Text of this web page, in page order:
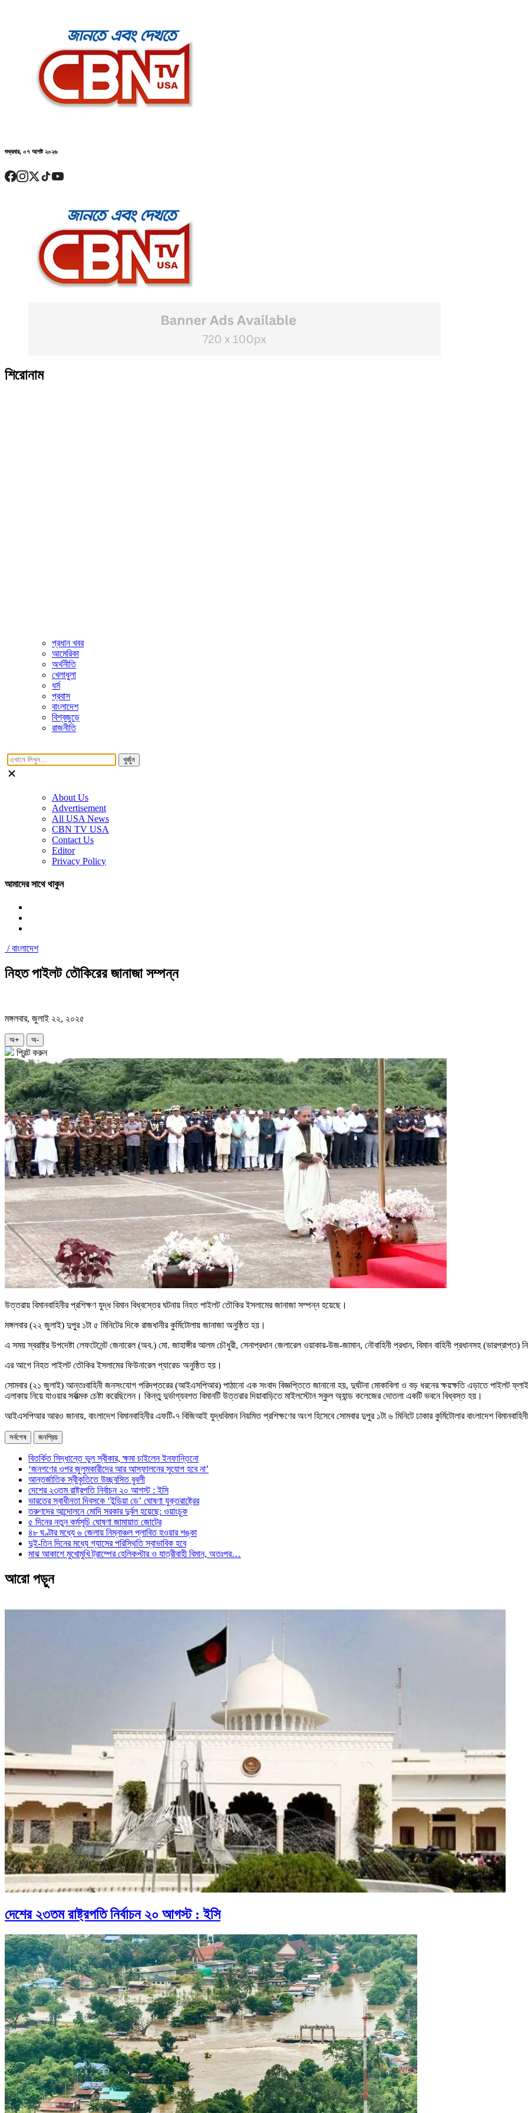
শুক্রবার, ০৭ আগষ্ট ২০২৬
শিরোনাম
প্রধান খবর
আমেরিকা
অর্থনীতি
খেলাধুলা
ধর্ম
প্রবাস
বাংলাদেশ
বিশ্বজুড়ে
রাজনীতি
খুজুঁন
About Us
Advertisement
All USA News
CBN TV USA
Contact Us
Editor
Privacy Policy
আমাদের সাথে থাকুন
/বাংলাদেশ
নিহত পাইলট তৌকিরের জানাজা সম্পন্ন
মঙ্গলবার, জুলাই ২২, ২০২৫
অ+ অ-
প্রিন্ট করুন
উত্তরায় বিমানবাহিনীর প্রশিক্ষণ যুদ্ধ বিমান বিধ্বস্তের ঘটনায় নিহত পাইলট তৌকির ইসলামের জানাজা সম্পন্ন হয়েছে।
মঙ্গলবার (২২ জুলাই) দুপুর ১টা ৫ মিনিটের দিকে রাজধানীর কুর্মিটোলায় জানাজা অনুষ্ঠিত হয়।
এ সময় স্বরাষ্ট্র উপদেষ্টা লেফটেনেন্ট জেনারেল (অব.) মো. জাহাঙ্গীর আলম চৌধুরী, সেনাপ্রধান জেলারেল ওয়াকার-উজ-জামান, নৌবাহিনী প্রধান, বিমান বাহিনী প্রধানসহ (ভারপ্রাপ্ত)
এর আগে নিহত পাইলট তৌকির ইসলামের ফিউনারেল প্যারেড অনুষ্ঠিত হয়।
সোমবার (২১ জুলাই) আন্তঃবাহিনী জনসংযোগ পরিদপ্তরের (আইএসপিআর) পাঠানো এক সংবাদ বিজ্ঞপ্তিতে জানানো হয়, দুর্ঘটনা মোকাবিলা ও বড় ধরনের ক্ষয়ক্ষতি এড়াতে পাইলট
এলাকায় নিয়ে যাওয়ার সর্বাত্মক চেষ্টা করেছিলেন। কিন্তু দুর্ভাগ্যবশত বিমানটি উত্তরার দিয়াবাড়িতে মাইলস্টোন স্কুল অ্যান্ড কলেজের দোতলা একটি ভবনে বিধ্বস্ত হয়।
আইএসপিআর আরও জানায়, বাংলাদেশ বিমানবাহিনীর এফটি-৭ বিজিআই যুদ্ধবিমান নিয়মিত প্রশিক্ষণের অংশ হিসেবে সোমবার দুপুর ১টা ৬ মিনিটে ঢাকার কুর্মিটোলার বাংলাদেশ
সর্বশেষ জনপ্রিয়
বিতর্কিত সিদ্ধান্তে ভুল স্বীকার, ক্ষমা চাইলেন ইনফান্তিনো
‘জনগণের ওপর জুলুমকারীদের আর আস্ফালনের সুযোগ হবে না’
আন্তর্জাতিক স্বীকৃতিতে উচ্ছ্বসিত বুবলী
দেশের ২৩তম রাষ্ট্রপতি নির্বাচন ২০ আগস্ট : ইসি
ভারতের স্বাধীনতা দিবসকে ‘ইন্ডিয়া ডে’ ঘোষণা যুক্তরাষ্ট্রের
তরুণদের আন্দোলনে মোদি সরকার দুর্বল হয়েছে: ওয়াংচুক
৫ দিনের নতুন কর্মসূচি ঘোষণা জামায়াত জোটের
৪৮ ঘণ্টার মধ্যে ৬ জেলায় নিম্নাঞ্চল প্লাবিত হওয়ার শঙ্কা
দুই-তিন দিনের মধ্যে গ্যাসের পরিস্থিতি স্বাভাবিক হবে
মাঝ আকাশে মুখোমুখি ট্রাম্পের হেলিকপ্টার ও যাত্রীবাহী বিমান, অতঃপর…
আরো পড়ুন
দেশের ২৩তম রাষ্ট্রপতি নির্বাচন ২০ আগস্ট : ইসি